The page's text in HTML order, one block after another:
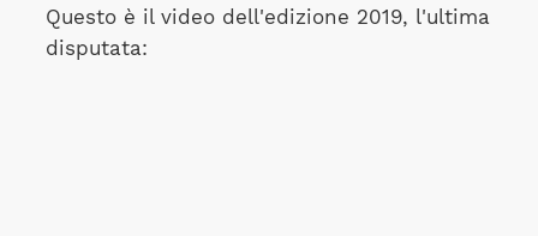
Questo è il video dell'edizione 2019, l'ultima
disputata: